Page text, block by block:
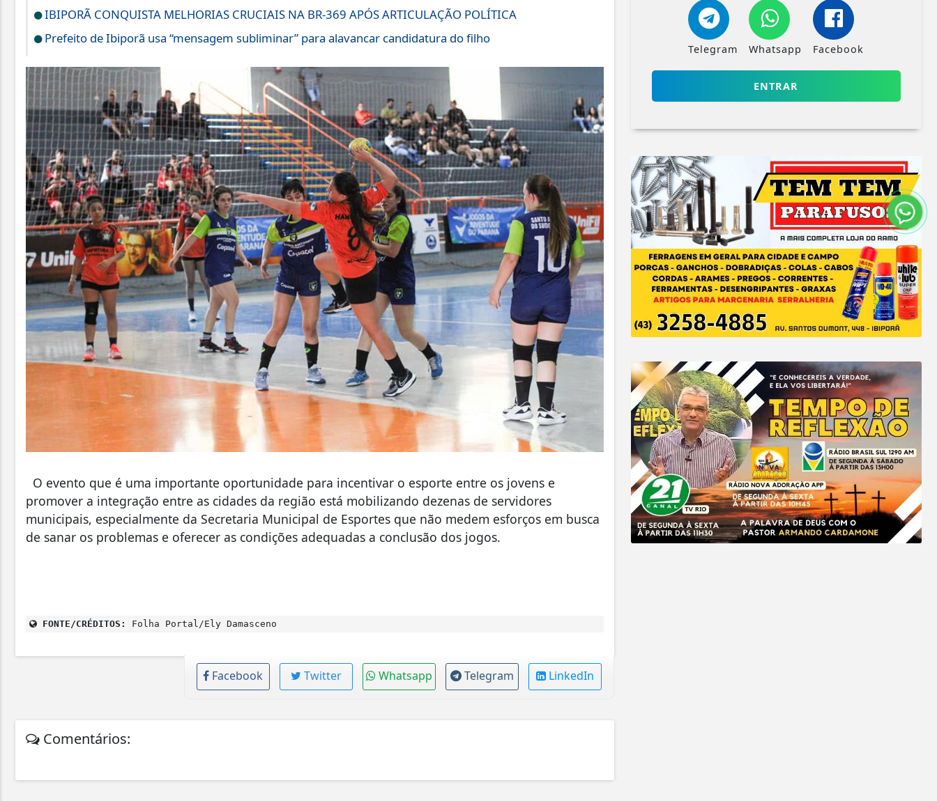
IBIPORÃ CONQUISTA MELHORIAS CRUCIAIS NA BR-369 APÓS ARTICULAÇÃO POLÍTICA
Prefeito de Ibiporã usa “mensagem subliminar” para alavancar candidatura do filho
O evento que é uma importante oportunidade para incentivar o esporte entre os jovens e
promover a integração entre as cidades da região está mobilizando dezenas de servidores
municipais, especialmente da Secretaria Municipal de Esportes que não medem esforços em busca
de sanar os problemas e oferecer as condições adequadas a conclusão dos jogos.
FONTE/CRÉDITOS: Folha Portal/Ely Damasceno
Facebook Twitter Whatsapp Telegram LinkedIn
Comentários:
Telegram Whatsapp Facebook
ENTRAR